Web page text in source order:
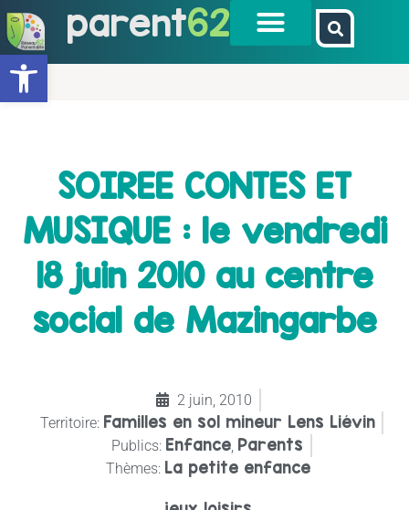
Ouvrir la barre d’outils
parent62
SOIREE CONTES ET
MUSIQUE : le vendredi
18 juin 2010 au centre
social de Mazingarbe
2 juin, 2010
Territoire: Familles en sol mineur Lens Liévin
Publics: Enfance Parents
Thèmes: La petite enfance